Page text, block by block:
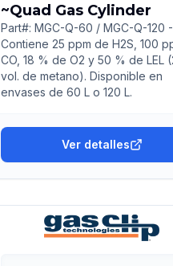
~Quad Gas Cylinder
Part#: MGC-Q-60 / MGC-Q-120 -
Contiene 25 ppm de H2S, 100
CO, 18 % de O2 y 50 % de LEL
vol. de metano). Disponible en
envases de 60 L o 120 L.
Ver detalles